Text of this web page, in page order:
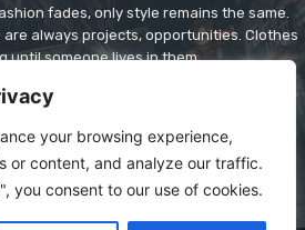
your browsing experience,
or content, and analyze our traffic.
you consent to our use of cookies.
fades, only style remains the same.
are always projects, opportunities. Clothes
until someone lives in them.
contact@yoursite.com